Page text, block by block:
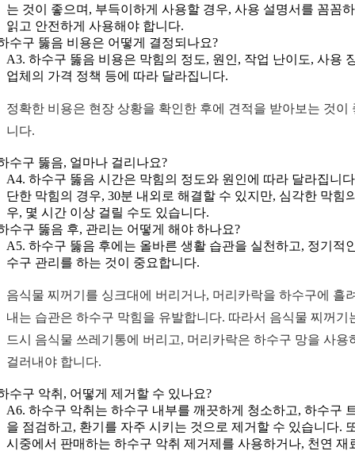
는 것이 좋으며, 부득이하게 사용할 경우, 사용 설명서를 꼼꼼
읽고 안전하게 사용해야 합니다.
수구 뚫음 비용은 어떻게 결정되나요?
A3. 하수구 뚫음 비용은 막힘의 정도, 원인, 작업 난이도, 사용
업체의 가격 정책 등에 따라 달라집니다.
정확한 비용은 현장 상황을 확인한 후에 견적을 받아보는 것이
니다.
수구 뚫음, 얼마나 걸리나요?
A4. 하수구 뚫음 시간은 막힘의 정도와 원인에 따라 달라집니
단한 막힘의 경우, 30분 내외로 해결할 수 있지만, 심각한 막힘
우, 몇 시간 이상 걸릴 수도 있습니다.
수구 뚫음 후, 관리는 어떻게 해야 하나요?
A5. 하수구 뚫음 후에는 올바른 생활 습관을 실천하고, 정기적
수구 관리를 하는 것이 중요합니다.
음식물 찌꺼기를 싱크대에 버리거나, 머리카락을 하수구에 흘
내는 습관은 하수구 막힘을 유발합니다. 따라서 음식물 찌꺼기
드시 음식물 쓰레기통에 버리고, 머리카락은 하수구 망을 사용
걸러내야 합니다.
수구 악취, 어떻게 제거할 수 있나요?
A6. 하수구 악취는 하수구 내부를 깨끗하게 청소하고, 하수구
을 점검하고, 환기를 자주 시키는 것으로 제거할 수 있습니다.
시중에서 판매하는 하수구 악취 제거제를 사용하거나, 천연 재